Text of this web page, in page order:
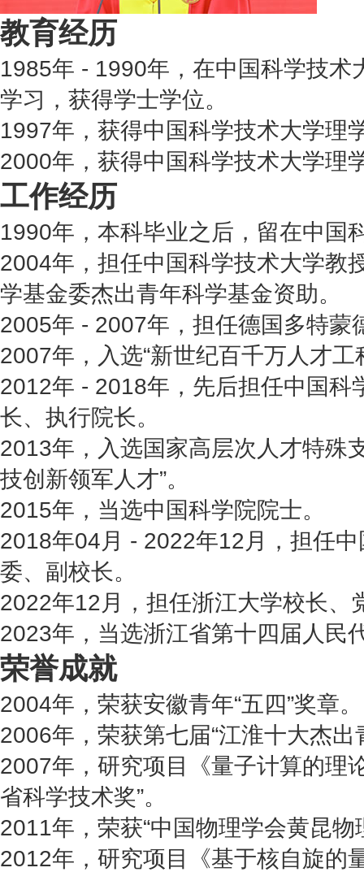
教育经历
1985年 - 1990年，在中国科学技术
学习，获得学士学位。
1997年，获得中国科学技术大学理
2000年，获得中国科学技术大学理
工作经历
1990年，本科毕业之后，留在中国
2004年，担任中国科学技术大学教
学基金委杰出青年科学基金资助。
2005年 - 2007年，担任德国多特蒙
2007年，入选“新世纪百千万人才工
2012年 - 2018年，先后担任中国科
长、执行院长。
2013年，入选国家高层次人才特殊
技创新领军人才”。
2015年，当选中国科学院院士。
2018年04月 - 2022年12月，担任
委、副校长。
2022年12月，担任浙江大学校长、
2023年，当选浙江省第十四届人民
荣誉成就
2004年，荣获安徽青年“五四”奖章。
2006年，荣获第七届“江淮十大杰出
2007年，研究项目《量子计算的理
省科学技术奖”。
2011年，荣获“中国物理学会黄昆物
2012年，研究项目《基于核自旋的